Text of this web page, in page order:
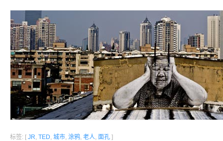
标签: [ JR, TED, 城市, 涂鸦, 老人, 面孔 ]